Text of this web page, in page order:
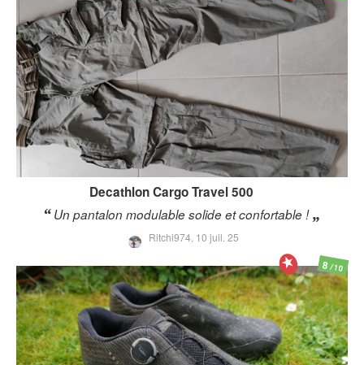
DecathlonCargo Travel 500
Un pantalon modulable solide et confortable !
Ritchi974, 10 juil. 25
8/10